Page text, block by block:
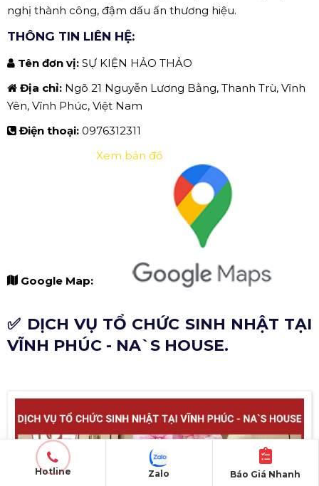
nghị thành công, đậm dấu ấn thương hiệu.
THÔNG TIN LIÊN HỆ:
Tên đơn vị: SỰ KIỆN HẢO THẢO
Địa chỉ: Ngõ 21 Nguyễn Lương Bằng, Thanh Trù, Vĩnh
Yên, Vĩnh Phúc, Việt Nam
Điện thoại: 0976312311
Google Map:
Xem bản đồ
✅ DỊCH VỤ TỔ CHỨC SINH NHẬT TẠI
VĨNH PHÚC - NA`S HOUSE.
Hotline Báo Giá Nhanh
Zalo